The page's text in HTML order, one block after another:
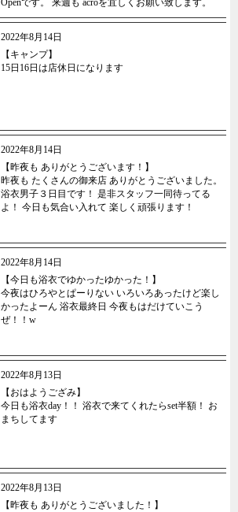
Openです。 来週も acroを宜しくお願い致します。
2022年8月14日
【キャンプ】
15日16日は店休日になります
2022年8月14日
【昨夜も ありがとうございます！】
昨夜も たくさんの御来店 ありがとうございました。
浴衣男子３日目です！ 是非スタッフ一同待ってる
よ！ 今日も気合い入れて 楽しく頑張ります！
2022年8月14日
【今日も浴衣でゆかったゆかった！】
今夜はひろやとぱーりない いろいろあったけど楽し
かったよーん 浴衣最終日 今夜もはだけていこう
ぜ！！w
2022年8月13日
【おはようござみ】
今日も浴衣day！！ 浴衣で来てくれたらset半額！ お
まちしてます
2022年8月13日
【昨夜も ありがとうございました！】